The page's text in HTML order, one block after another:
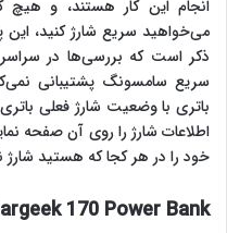
انجام این کار هستند، و هیچ
می‌خواهید سریع شارژ کنید،
ذکر است که بررسی‌ها در
باتری با وضعیت شارژ فعلی
اطلاعات شارژ را روی آن صفحه
خود را در هر کجا که هستید
170 Power Bank